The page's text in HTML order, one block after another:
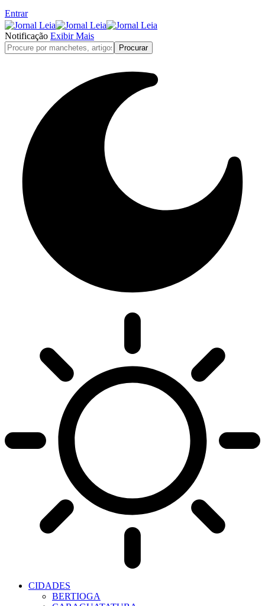
Entrar
Notificação Exibir Mais
CIDADES
BERTIOGA